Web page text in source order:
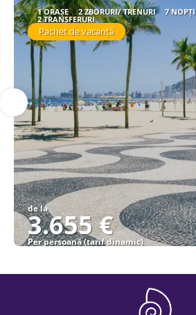
1 ORAȘE 2 ZBORURI/ TRENURI 7 NOPȚI
2 TRANSFERURI
Pachet de vacanță
de la
3.655 €
Per persoană (tarif dinamic)